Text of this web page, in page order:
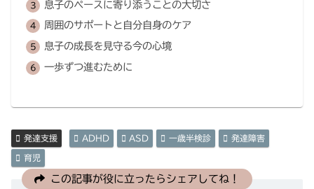
息子のペースに寄り添うことの大切さ
周囲のサポートと自分自身のケア
息子の成長を見守る今の心境
一歩ずつ進むために
発達支援 ADHD ASD 一歳半検診 発達障害
育児
この記事が役に立ったらシェアしてね！